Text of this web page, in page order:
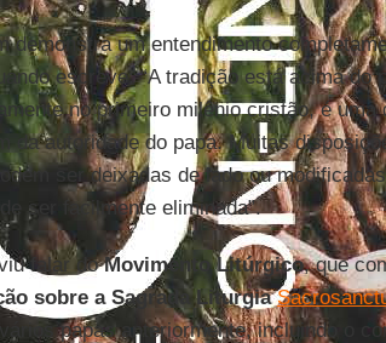
demonstra um entendimento
escreve: “A tradição está acima do
no primeiro milênio cristão, é
da autoridade do papa. Muitas
ser deixadas de lado ou
ser facilmente eliminada”.
falar doMovimento Litúrgico, que
sobre a Sagrada Liturgia
papas anteriormente, incluindo o